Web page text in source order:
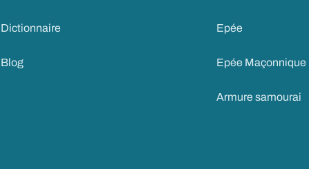
Dictionnaire
Blog
Epée
Epée Maçonnique
Armure samourai